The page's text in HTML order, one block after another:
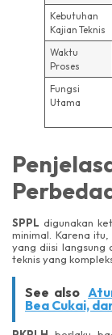
Kebutuhan
Kajian Teknis
Waktu
Proses
Fungsi
Utama
SPPL digunakan
minimal. Karena
yang diisi langsung
teknis yang
See also
Bea Cukai,